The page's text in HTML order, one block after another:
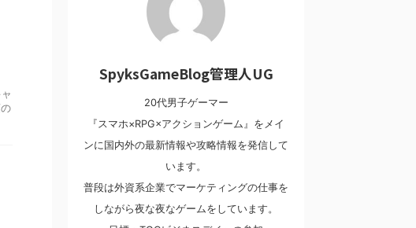
SpyksGameBlog管理人UG
20代男子ゲーマー
『スマホ×RPG×アクションゲーム』をメイ
ンに国内外の最新情報や攻略情報を発信して
います。
普段は外資系企業でマーケティングの仕事を
しながら夜な夜なゲームをしています。